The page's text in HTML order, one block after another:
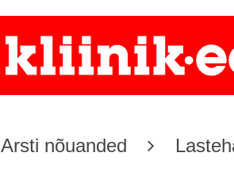
Arsti nõuanded